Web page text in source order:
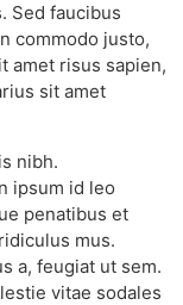
Sed faucibus
commodo justo,
amet risus sapien,
sit amet
nibh.
ipsum id leo
penatibus et
mus.
a, feugiat ut sem.
vitae sodales